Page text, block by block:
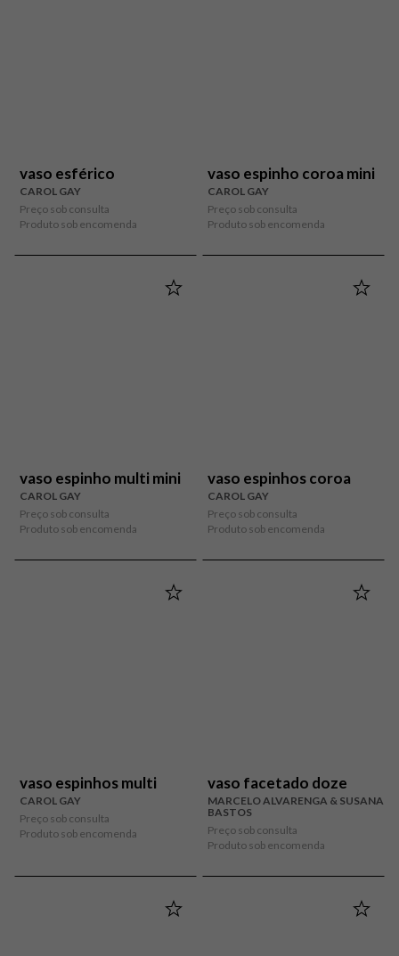
vaso esférico
CAROL GAY
Preço sob consulta
Produto sob encomenda
vaso espinho coroa mini
CAROL GAY
Preço sob consulta
Produto sob encomenda
vaso espinho multi mini
CAROL GAY
Preço sob consulta
Produto sob encomenda
vaso espinhos coroa
CAROL GAY
Preço sob consulta
Produto sob encomenda
vaso espinhos multi
CAROL GAY
Preço sob consulta
Produto sob encomenda
vaso facetado doze
MARCELO ALVARENGA & SUSANA
BASTOS
Preço sob consulta
Produto sob encomenda